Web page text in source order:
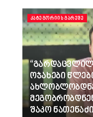
ᲙᲐᲢᲔᲒᲝᲠᲘᲘᲡ ᲒᲐᲠᲔᲨᲔ
ოჯახები
შაკო